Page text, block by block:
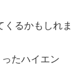
るかもしれま
たハイエン